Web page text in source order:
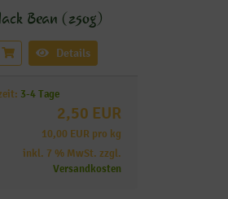
Bean (250g)
Details
3-4 Tage
2,50 EUR
10,00 EUR pro kg
inkl. 7 % MwSt. zzgl.
Versandkosten